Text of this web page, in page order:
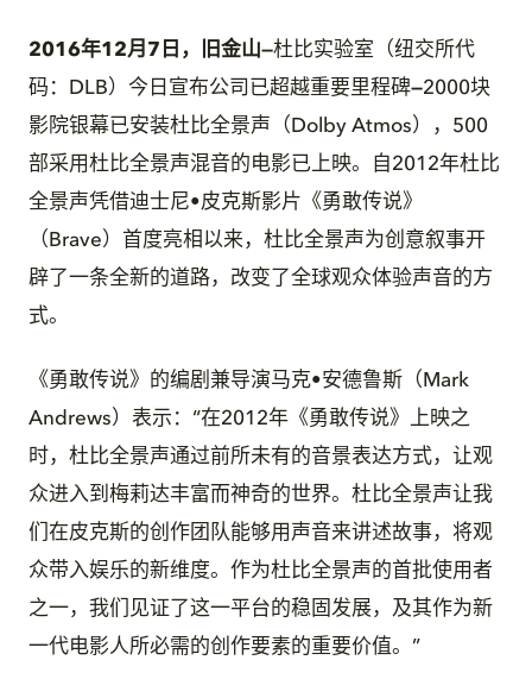
2016年12月7日，旧金山—杜比实验室（纽交所代
码：DLB）今日宣布公司已超越重要里程碑—2000块
影院银幕已安装杜比全景声（Dolby Atmos），500
部采用杜比全景声混音的电影已上映。自2012年杜比
全景声凭借迪士尼•皮克斯影片《勇敢传说》
（Brave）首度亮相以来，杜比全景声为创意叙事开
辟了一条全新的道路，改变了全球观众体验声音的方
式。
《勇敢传说》的编剧兼导演马克•安德鲁斯（Mark
Andrews）表示：“在2012年《勇敢传说》上映之
时，杜比全景声通过前所未有的音景表达方式，让观
众进入到梅莉达丰富而神奇的世界。杜比全景声让我
们在皮克斯的创作团队能够用声音来讲述故事，将观
众带入娱乐的新维度。作为杜比全景声的首批使用者
之一，我们见证了这一平台的稳固发展，及其作为新
一代电影人所必需的创作要素的重要价值。”